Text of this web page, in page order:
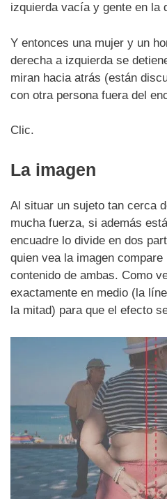
izquierda vacía y gente en la
Y entonces una mujer y un
derecha a izquierda se
miran hacia atrás (están
con otra persona fuera del
Clic.
La imagen
Al situar un sujeto tan cerca
mucha fuerza, si además
encuadre lo divide en dos
quien vea la imagen compare
contenido de ambas. Como
exactamente en medio (la
la mitad) para que el efecto